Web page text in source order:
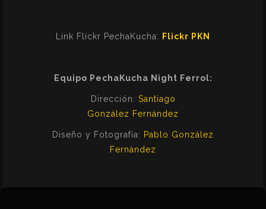
Link Flickr PechaKucha: Flickr PKN
Equipo PechaKucha Night Ferrol:
Dirección: Santiago
González Fernández
Diseño y Fotografía: Pablo González
Fernández